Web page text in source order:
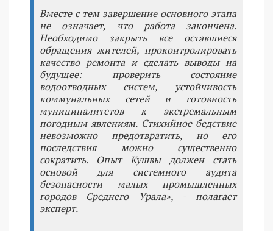
Вместе с тем завершение основного этапа
не означает, что работа закончена.
Необходимо закрыть все оставшиеся
обращения жителей, проконтролировать
качество ремонта и сделать выводы на
будущее: проверить состояние
водоотводных систем, устойчивость
коммунальных сетей и готовность
муниципалитетов к экстремальным
погодным явлениям. Стихийное бедствие
невозможно предотвратить, но его
последствия можно существенно
сократить. Опыт Кушвы должен стать
основой для системного аудита
безопасности малых промышленных
городов Среднего Урала», - полагает
эксперт.